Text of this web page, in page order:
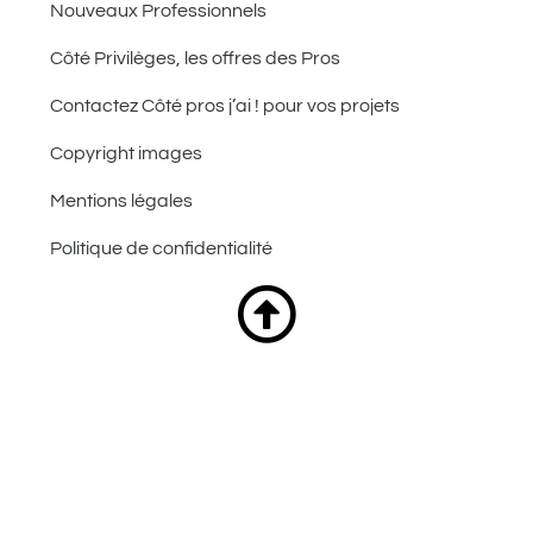
Nouveaux Professionnels
Côté Privilèges, les offres des Pros
Contactez Côté pros j’ai ! pour vos projets
Copyright images
Mentions légales
Politique de confidentialité